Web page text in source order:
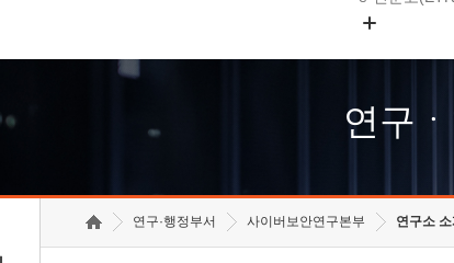
고객의소리
수의계약 현황
연구
연구·행정부서 사이버보안연구본부 연구소 소